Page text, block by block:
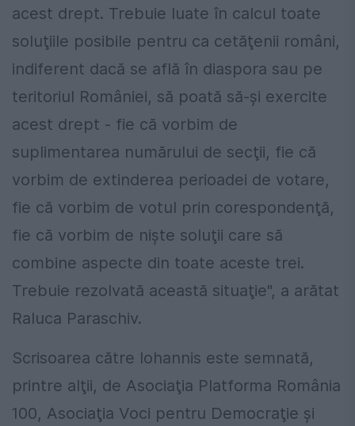
acest drept. Trebuie luate în calcul toate
soluţiile posibile pentru ca cetăţenii români,
indiferent dacă se află în diaspora sau pe
teritoriul României, să poată să-şi exercite
acest drept - fie că vorbim de
suplimentarea numărului de secţii, fie că
vorbim de extinderea perioadei de votare,
fie că vorbim de votul prin corespondenţă,
fie că vorbim de nişte soluţii care să
combine aspecte din toate aceste trei.
Trebuie rezolvată această situaţie", a arătat
Raluca Paraschiv.
Scrisoarea către Iohannis este semnată,
printre alţii, de Asociaţia Platforma România
100, Asociaţia Voci pentru Democraţie şi